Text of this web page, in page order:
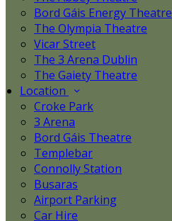
Bord Gáis Energy Theatre
The Olympia Theatre
Vicar Street
The 3 Arena Dublin
The Gaiety Theatre
Location
Croke Park
3 Arena
Bord Gáis Theatre
Templebar
Connolly Station
Busaras
Airport Parking
Car Hire